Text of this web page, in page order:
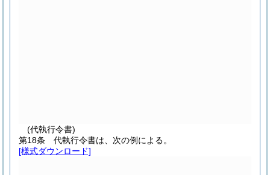
(代執行令書)
第18条
代執行令書は、次の例による。
[様式ダウンロード]